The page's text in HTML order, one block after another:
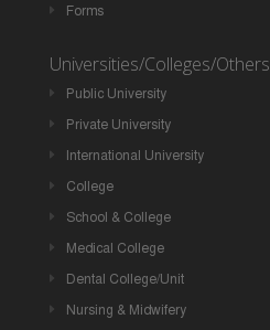
Forms
Universities/Colleges/Others
Public University
Private University
International University
College
School & College
Medical College
Dental College/Unit
Nursing & Midwifery